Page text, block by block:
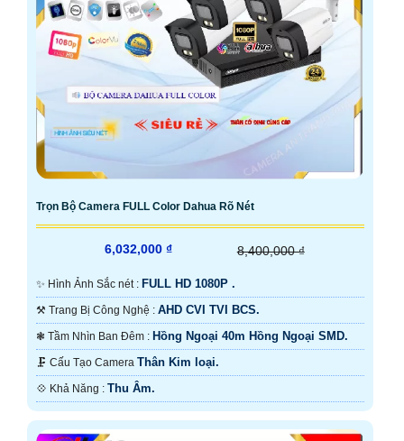
Trọn Bộ Camera FULL Color Dahua Rõ Nét
6,032,000 ₫ 8,400,000 ₫
✨ Hình Ảnh Sắc nét : FULL HD 1080P .
⚒ Trang Bị Công Nghệ : AHD CVI TVI BCS.
❃ Tầm Nhìn Ban Đêm : Hồng Ngoại 40m Hồng Ngoại SMD.
🗜️ Cấu Tạo Camera Thân Kim loại.
️💠 Khả Năng : Thu Âm.